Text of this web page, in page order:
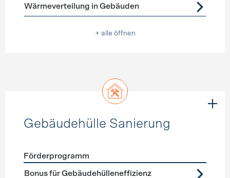
Wärmeverteilung in Gebäuden
+ alle öffnen
Gebäudehülle Sanierung
Förderprogramme Gebäudehülle Sanierung
Förderprogramm
Bonus für Gebäudehülleneffizienz